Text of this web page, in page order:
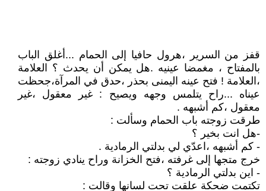
قفز من السرير ،هرول حافيا إلى الحمام ...أغلق الباب
بالمفتاح ، مغمضا عينيه .هل يمكن أن يحدث ؟ العلامة
،العلامة ! فتح عينه اليمنى بحذر ،حدق في المرآة،جحظت
عيناه ...راح يتلمس وجهه ويصيح : غير معقول ،غير
معقول ،كم أشبهه .
طرقت زوجته باب الحمام وسألت :
-هل انت بخير ؟
- كم أشبهه ،اعدّي لي بدلتي الرمادية .
خرج متجها إلى غرفته ،فتح الخزانة وراح ينادي زوجته :
- اين بدلتي الرمادية ؟
تكتمت ضحكة علقت تحت لسانها وقالت :